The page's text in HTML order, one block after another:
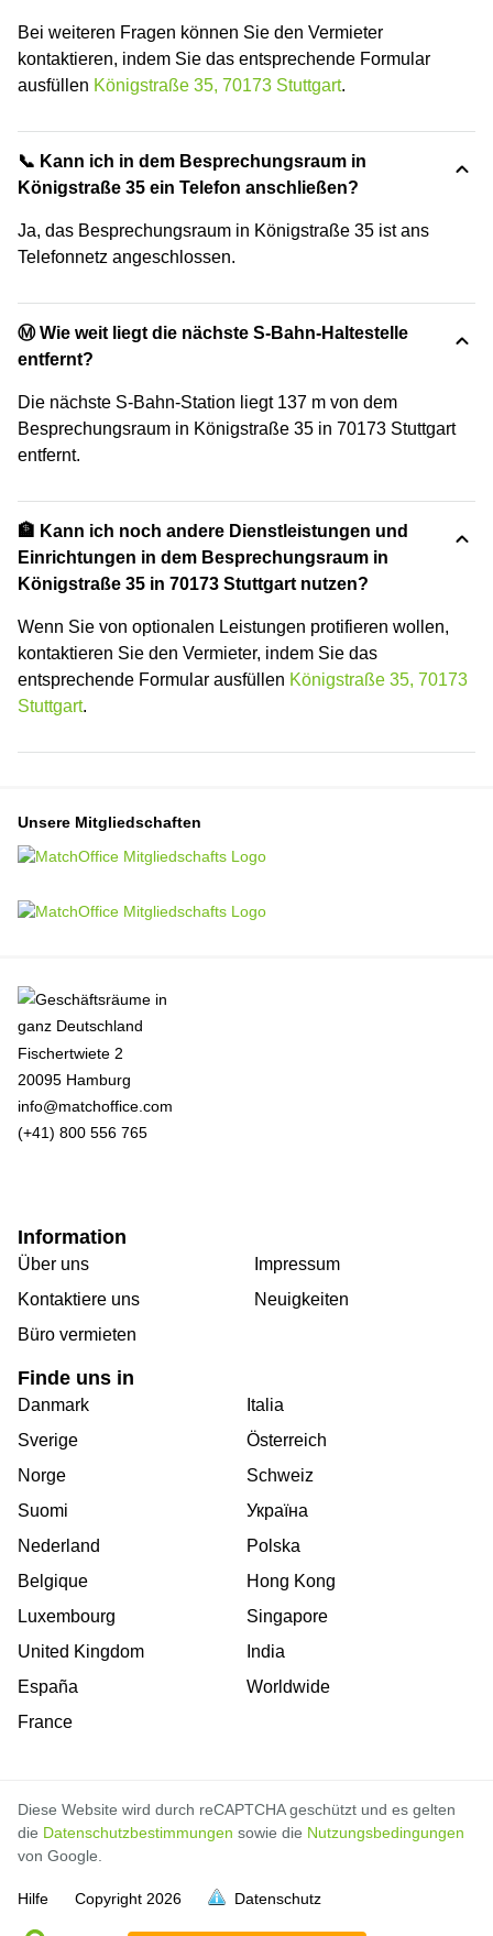
Bei weiteren Fragen können Sie den Vermieter
kontaktieren, indem Sie das entsprechende Formular
ausfüllen Königstraße 35, 70173 Stuttgart.
📞 Kann ich in dem Besprechungsraum in
Königstraße 35 ein Telefon anschließen?
Ja, das Besprechungsraum in Königstraße 35 ist ans
Telefonnetz angeschlossen.
Ⓜ️ Wie weit liegt die nächste S-Bahn-Haltestelle
entfernt?
Die nächste S-Bahn-Station liegt 137 m von dem
Besprechungsraum in Königstraße 35 in 70173 Stuttgart
entfernt.
🏦 Kann ich noch andere Dienstleistungen und
Einrichtungen in dem Besprechungsraum in
Königstraße 35 in 70173 Stuttgart nutzen?
Wenn Sie von optionalen Leistungen protifieren wollen,
kontaktieren Sie den Vermieter, indem Sie das
entsprechende Formular ausfüllen Königstraße 35, 70173
Stuttgart.
voll
voll
voll
voll
voll
voll
voll
voll
voll
voll
voll
voll
voll
voll
voll
voll
voll
Unsere Mitgliedschaften
Fischertwiete 2
20095 Hamburg
info@matchoffice.com
(+41) 800 556 765
Information
Über uns
Kontaktiere uns
Büro vermieten
Impressum
Neuigkeiten
Finde uns in
Danmark
Sverige
Norge
Suomi
Nederland
Belgique
Luxembourg
United Kingdom
España
France
Italia
Österreich
Schweiz
Україна
Polska
Hong Kong
Singapore
India
Worldwide
Diese Website wird durch reCAPTCHA geschützt und es gelten
die Datenschutzbestimmungen sowie die Nutzungsbedingungen
von Google.
Hilfe Copyright 2026 Datenschutz